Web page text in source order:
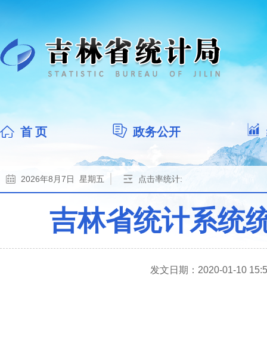
首 页 政务公开
2026年8月7日 星期五 点击率统计:
吉林省统计系统
发文日期：2020-01-10